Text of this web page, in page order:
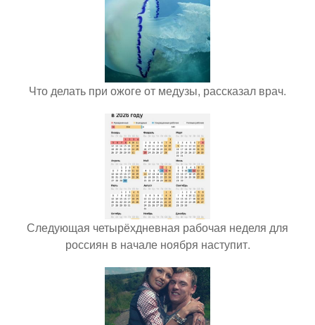
Что делать при ожоге от медузы, рассказал врач.
Следующая четырёхдневная рабочая неделя для
россиян в начале ноября наступит.